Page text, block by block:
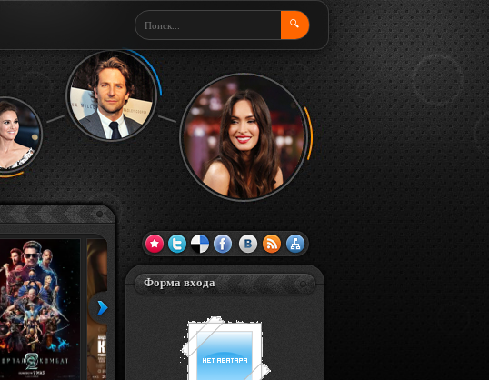
🔍
Форма входа